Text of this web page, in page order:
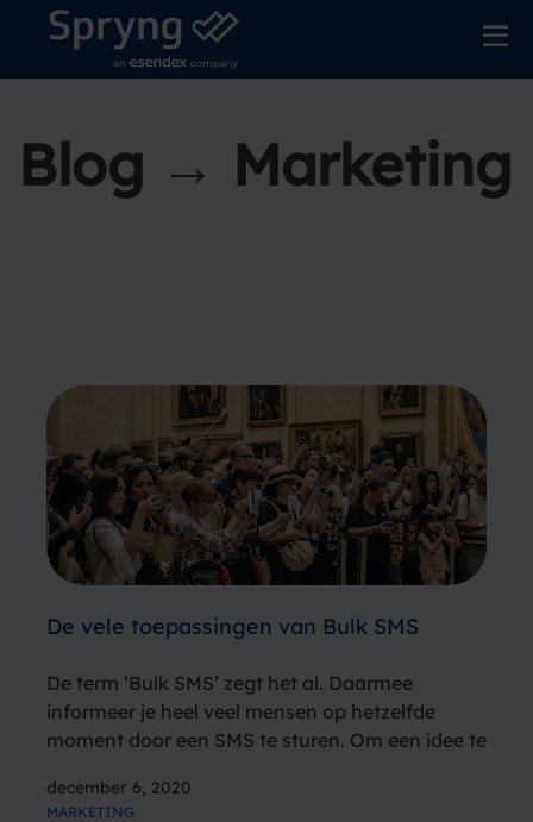
Blog → Marketing
De vele toepassingen van Bulk SMS
De term ‘Bulk SMS’ zegt het al. Daarmee
informeer je heel veel mensen op hetzelfde
moment door een SMS te sturen. Om een idee te
berichten per dag naar de klanten van onze
december 6, 2020
MARKETING